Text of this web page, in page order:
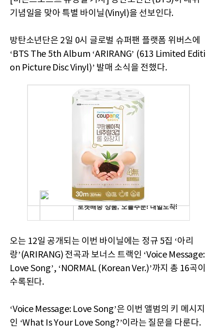
기념일을 맞아 특별 바이닐(Vinyl)을 선보인다.
방탄소년단은 2일 0시 글로벌 슈퍼팬 플랫폼 위버스에
‘BTS The 5th Album ‘ARIRANG’ (613 Limited Editi
on Picture Disc Vinyl)’ 발매 소식을 전했다.
오는 12일 공개되는 이번 바이닐에는 정규 5집 ‘아리
랑’(ARIRANG) 전곡과 보너스 트랙인 ‘Voice Message:
Love Song’, ‘NORMAL (Korean Ver.)’까지 총 16곡이
수록된다.
‘Voice Message: Love Song’은 이번 앨범의 키 메시지
인 ‘What Is Your Love Song?’이라는 질문을 다룬다.